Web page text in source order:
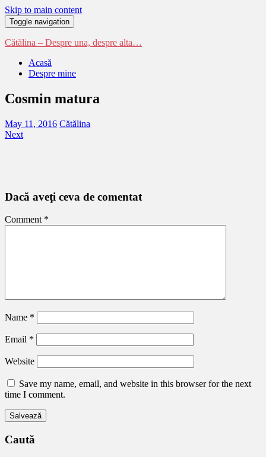
Skip to main content
Toggle navigation
Cătălina – Despre una, despre alta…
Acasă
Despre mine
Cosmin matura
May 11, 2016 Cătălina
Next
Dacă aveţi ceva de comentat
Comment *
Name *
Email *
Website
Save my name, email, and website in this browser for the next
time I comment.
Caută